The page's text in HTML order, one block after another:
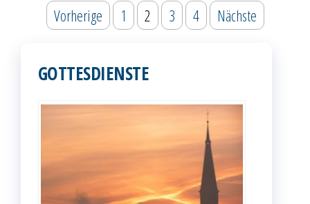
Seitennummerierung
Vorherige 1 2 3 4 Nächste
GOTTESDIENSTE